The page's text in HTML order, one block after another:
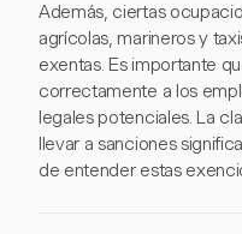
Además, ciertas
agrícolas, marineros y
exentas. Es importante
correctamente a los
legales potenciales. La
llevar a sanciones
de entender estas